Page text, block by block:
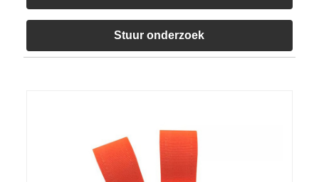
Stuur onderzoek